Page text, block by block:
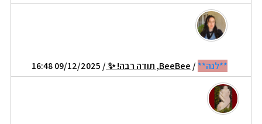
**לנה**/ BeeBee, תודה רבה! ✨️ / 09/12/2025 16:48